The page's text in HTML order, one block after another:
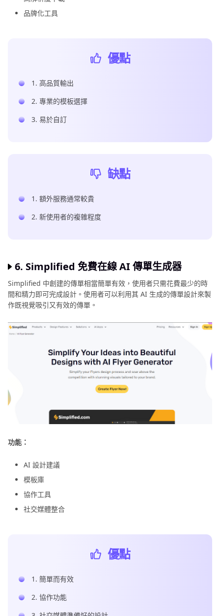
品牌化工具
優點
1. 高品質輸出
2. 專業的模板選擇
3. 易於自訂
缺點
1. 額外服務通常較貴
2. 新使用者的複雜程度
6. Simplified 免費在線 AI 傳單生成器
Simplified 中創建的傳單相當簡單有效，使用者只需花費最少的時
間和精力即可完成設計。使用者可以利用其 AI 生成的傳單設計來製
作既視覺吸引又有效的傳單。
功能：
AI 設計建議
模板庫
協作工具
社交媒體整合
優點
1. 簡單而有效
2. 協作功能